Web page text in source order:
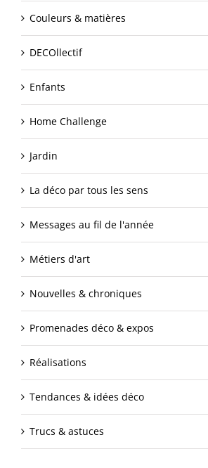
Couleurs & matières
DECOllectif
Enfants
Home Challenge
Jardin
La déco par tous les sens
Messages au fil de l'année
Métiers d'art
Nouvelles & chroniques
Promenades déco & expos
Réalisations
Tendances & idées déco
Trucs & astuces